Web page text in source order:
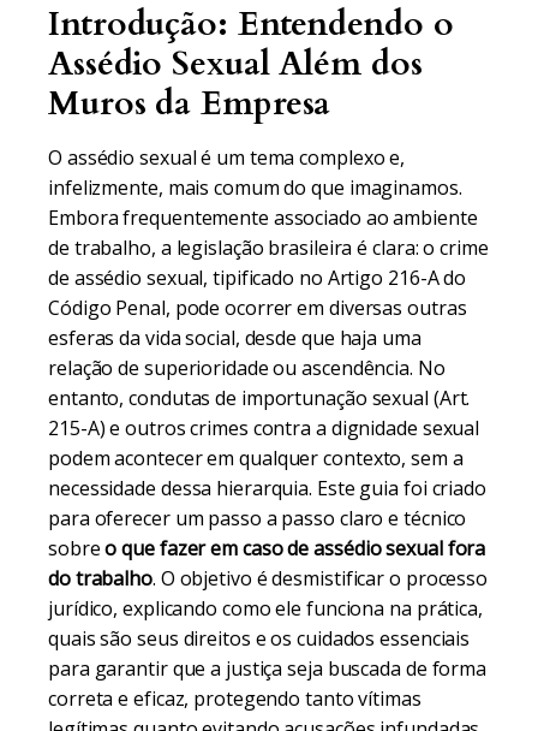
Introdução: Entendendo o
Assédio Sexual Além dos
Muros da Empresa
O assédio sexual é um tema complexo e,
infelizmente, mais comum do que imaginamos.
Embora frequentemente associado ao ambiente
de trabalho, a legislação brasileira é clara: o crime
de assédio sexual, tipificado no Artigo 216-A do
Código Penal, pode ocorrer em diversas outras
esferas da vida social, desde que haja uma
relação de superioridade ou ascendência. No
entanto, condutas de importunação sexual (Art.
215-A) e outros crimes contra a dignidade sexual
podem acontecer em qualquer contexto, sem a
necessidade dessa hierarquia. Este guia foi criado
para oferecer um passo a passo claro e técnico
sobreo que fazer em caso de assédio sexual fora
do trabalho. O objetivo é desmistificar o processo
jurídico, explicando como ele funciona na prática,
quais são seus direitos e os cuidados essenciais
para garantir que a justiça seja buscada de forma
correta e eficaz, protegendo tanto vítimas